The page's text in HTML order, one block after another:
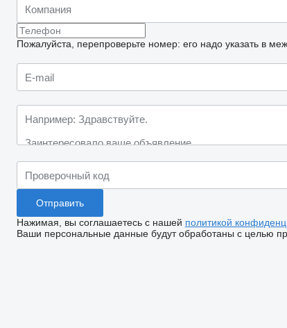
Пожалуйста, перепроверьте номер: его надо указать в
Нажимая, вы соглашаетесь с нашей политикой
Ваши персональные данные будут обработаны с целью